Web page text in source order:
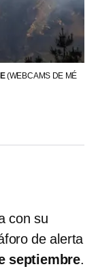
(WEBCAMS DE MÉ
con su
de alerta
septiembre.